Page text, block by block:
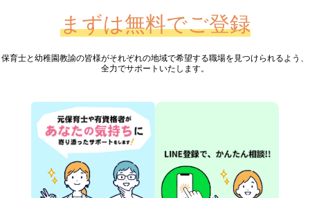
まずは無料でご登録
保育士と幼稚園教諭の皆様がそれぞれの地域で希望する職場を見つけられるよう、
全力でサポートいたします。